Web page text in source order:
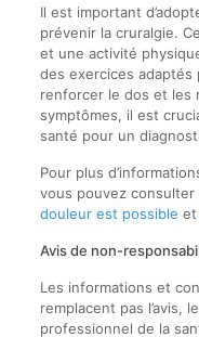
Il est important
prévenir la cruralgie.
et une activité
des exercices adaptés
renforcer le dos et les
symptômes, il est
santé pour un
Pour plus
vous pouvez consulter
douleur est possible et
Avis de non-
Les informations et
remplacent pas l’avis,
professionnel de la